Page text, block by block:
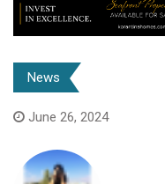
News
June 26, 2024